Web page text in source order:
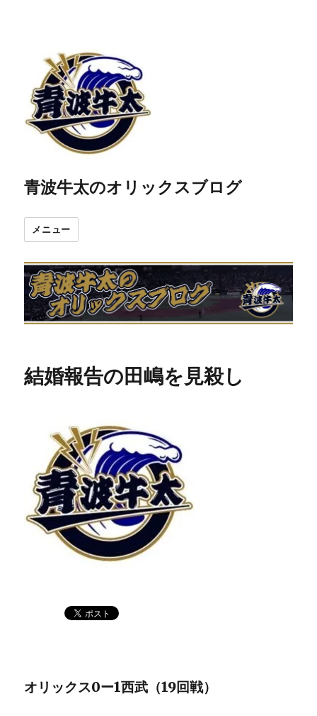
青波牛太のオリックスブログ
メニュー
結婚報告の田嶋を見殺し
オリックス0ー1西武（19回戦）